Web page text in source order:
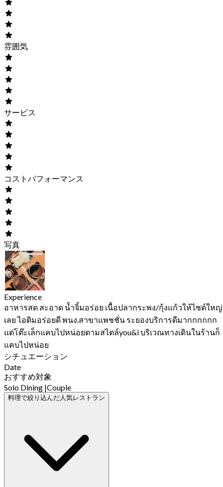
雰囲気
サービス
コストパフォーマンス
写真
Experience
อาหารสด สะอาด น้ำจิ้มอร่อย เนื้อปลากระพง/กุ้งแก้วให้ไซต์ใหญ่
เลย ไอติมอร่อยดี พนง.สาขาแพชชั่น ระยองบริการดีมากกกกกก
แต่โต๊ะเล็กแคบไปหน่อยตามสไตล์you&i บริเวณทางเดินในร้านก็
แคบไปหน่อย
シチュエーション
Date
おすすめ対象
Solo Dining |Couple
料理で絞り込んだ人気レストラン